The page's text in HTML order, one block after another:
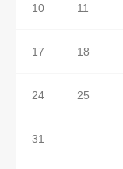
10 11
17 18
24 25
31